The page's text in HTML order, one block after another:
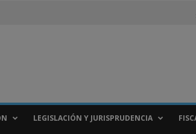
LEGISLACIÓN Y JURISPRUDENCIA